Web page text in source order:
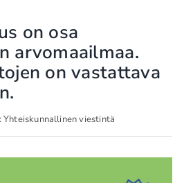
on osa
arvomaailmaa.
on vastattava
Yhteiskunnallinen viestintä